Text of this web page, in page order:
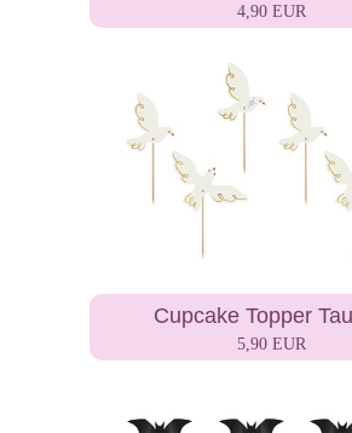
4,90 EUR
Cupcake Topper
5,90 EUR